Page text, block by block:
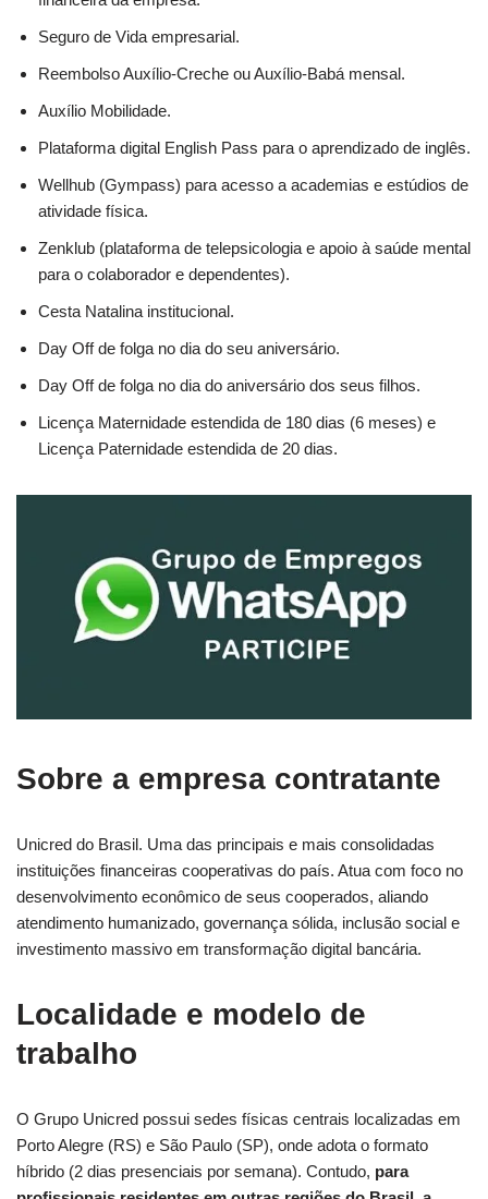
Seguro de Vida empresarial.
Reembolso Auxílio-Creche ou Auxílio-Babá mensal.
Auxílio Mobilidade.
Plataforma digital English Pass para o aprendizado de inglês.
Wellhub (Gympass) para acesso a academias e estúdios de
atividade física.
Zenklub (plataforma de telepsicologia e apoio à saúde mental
para o colaborador e dependentes).
Cesta Natalina institucional.
Day Off de folga no dia do seu aniversário.
Day Off de folga no dia do aniversário dos seus filhos.
Licença Maternidade estendida de 180 dias (6 meses) e
Licença Paternidade estendida de 20 dias.
Sobre a empresa contratante
Unicred do Brasil. Uma das principais e mais consolidadas
instituições financeiras cooperativas do país. Atua com foco no
desenvolvimento econômico de seus cooperados, aliando
atendimento humanizado, governança sólida, inclusão social e
investimento massivo em transformação digital bancária.
Localidade e modelo de
trabalho
O Grupo Unicred possui sedes físicas centrais localizadas em
Porto Alegre (RS) e São Paulo (SP), onde adota o formato
híbrido (2 dias presenciais por semana). Contudo, para